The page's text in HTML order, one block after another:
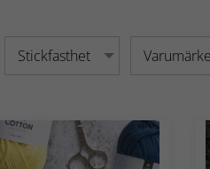
Stickfasthet Varumärke